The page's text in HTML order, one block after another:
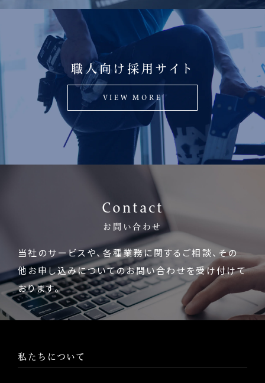
職人向け採用サイト
VIEW MORE
Contact
お問い合わせ
当社のサービスや、各種業務に関するご相談、 その
他お申し込みについてのお問い合わせを受け付けて
おります。
私たちについて